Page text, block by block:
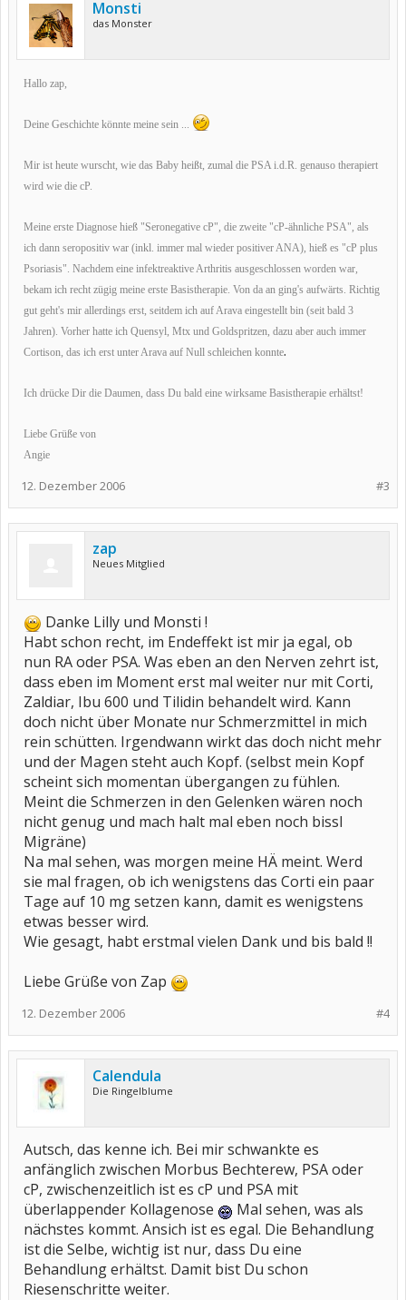
Monsti
das Monster
Hallo zap,
Deine Geschichte könnte meine sein ...
Mir ist heute wurscht, wie das Baby heißt, zumal die PSA i.d.R. genauso therapiert
wird wie die cP.
Meine erste Diagnose hieß "Seronegative cP", die zweite "cP-ähnliche PSA", als
ich dann seropositiv war (inkl. immer mal wieder positiver ANA), hieß es "cP plus
Psoriasis". Nachdem eine infektreaktive Arthritis ausgeschlossen worden war,
bekam ich recht zügig meine erste Basistherapie. Von da an ging's aufwärts. Richtig
gut geht's mir allerdings erst, seitdem ich auf Arava eingestellt bin (seit bald 3
Jahren). Vorher hatte ich Quensyl, Mtx und Goldspritzen, dazu aber auch immer
Cortison, das ich erst unter Arava auf Null schleichen konnte.
Ich drücke Dir die Daumen, dass Du bald eine wirksame Basistherapie erhältst!
Liebe Grüße von
Angie
#3
12. Dezember 2006
zap
Neues Mitglied
Danke Lilly und Monsti !
Habt schon recht, im Endeffekt ist mir ja egal, ob
nun RA oder PSA. Was eben an den Nerven zehrt ist,
dass eben im Moment erst mal weiter nur mit Corti,
Zaldiar, Ibu 600 und Tilidin behandelt wird. Kann
doch nicht über Monate nur Schmerzmittel in mich
rein schütten. Irgendwann wirkt das doch nicht mehr
und der Magen steht auch Kopf. (selbst mein Kopf
scheint sich momentan übergangen zu fühlen.
Meint die Schmerzen in den Gelenken wären noch
nicht genug und mach halt mal eben noch bissl
Migräne)
Na mal sehen, was morgen meine HÄ meint. Werd
sie mal fragen, ob ich wenigstens das Corti ein paar
Tage auf 10 mg setzen kann, damit es wenigstens
etwas besser wird.
Wie gesagt, habt erstmal vielen Dank und bis bald !!
Liebe Grüße von Zap
#4
12. Dezember 2006
Calendula
Die Ringelblume
Autsch, das kenne ich. Bei mir schwankte es
anfänglich zwischen Morbus Bechterew, PSA oder
cP, zwischenzeitlich ist es cP und PSA mit
überlappender Kollagenose
Mal sehen, was als
nächstes kommt. Ansich ist es egal. Die Behandlung
ist die Selbe, wichtig ist nur, dass Du eine
Behandlung erhältst. Damit bist Du schon
Riesenschritte weiter.